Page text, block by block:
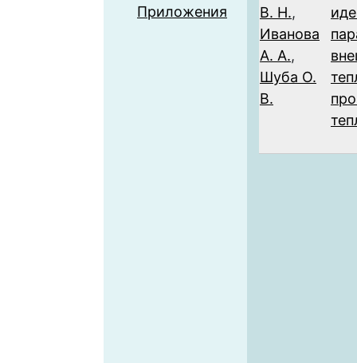
Приложения
В. Н.,
Иванова
А. А.,
Шуба О.
В.